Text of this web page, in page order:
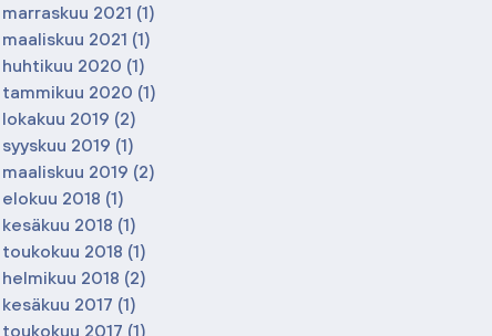
marraskuu 2021 (1)
maaliskuu 2021 (1)
huhtikuu 2020 (1)
tammikuu 2020 (1)
lokakuu 2019 (2)
syyskuu 2019 (1)
maaliskuu 2019 (2)
elokuu 2018 (1)
kesäkuu 2018 (1)
toukokuu 2018 (1)
helmikuu 2018 (2)
kesäkuu 2017 (1)
toukokuu 2017 (1)